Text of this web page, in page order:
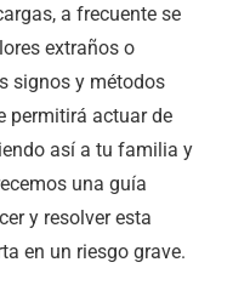
a frecuente se
extraños o
signos y métodos
permitirá actuar de
así a tu familia y
una guía
y resolver esta
en un riesgo grave.